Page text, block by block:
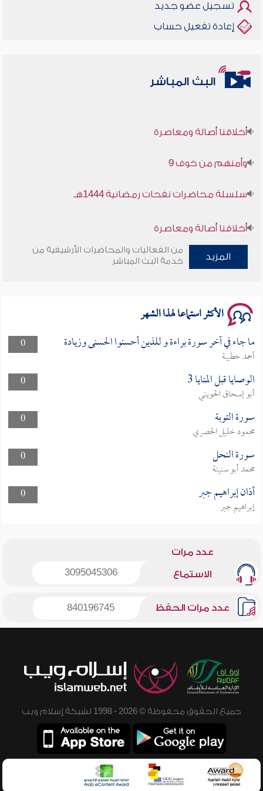
تسجيل عضو جديد
إعادة تفعيل حساب
البث المباشر
أخلاقنا أصالة ومعاصرة
وأمنهم من خوف 9
سلسلة محاضرات نفحات رمضانية 1444هـ
أخلاقنا أصالة ومعاصرة
وأمنهم من خوف 9
المزيد
من الفعاليات والمحاضرات الأرشيفية من
خدمة البث المباشر
الأكثر استماعا لهذا الشهر
0 ما جاء في آخر سورة براءة و للذين أحسنوا الحسنى وزيادة
أحمد حطيبة
0
الوصايا قبل المنايا 3
أبو إسحاق الحويني
0
سورة التوبة
محمود خليل الحصري
0
سورة النحل
محمد أبو سنينة
0
أذان إبراهيم جبر
إبراهيم جبر
عدد مرات
الاستماع 3095045306
عدد مرات الحفظ 840196745
جميع الحقوق محفوظة © 2026 - 1998 لشبكة إسلام ويب